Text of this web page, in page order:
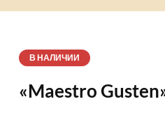
В НАЛИЧИИ
«Maestro